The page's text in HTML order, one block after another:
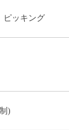
ピッキング
)